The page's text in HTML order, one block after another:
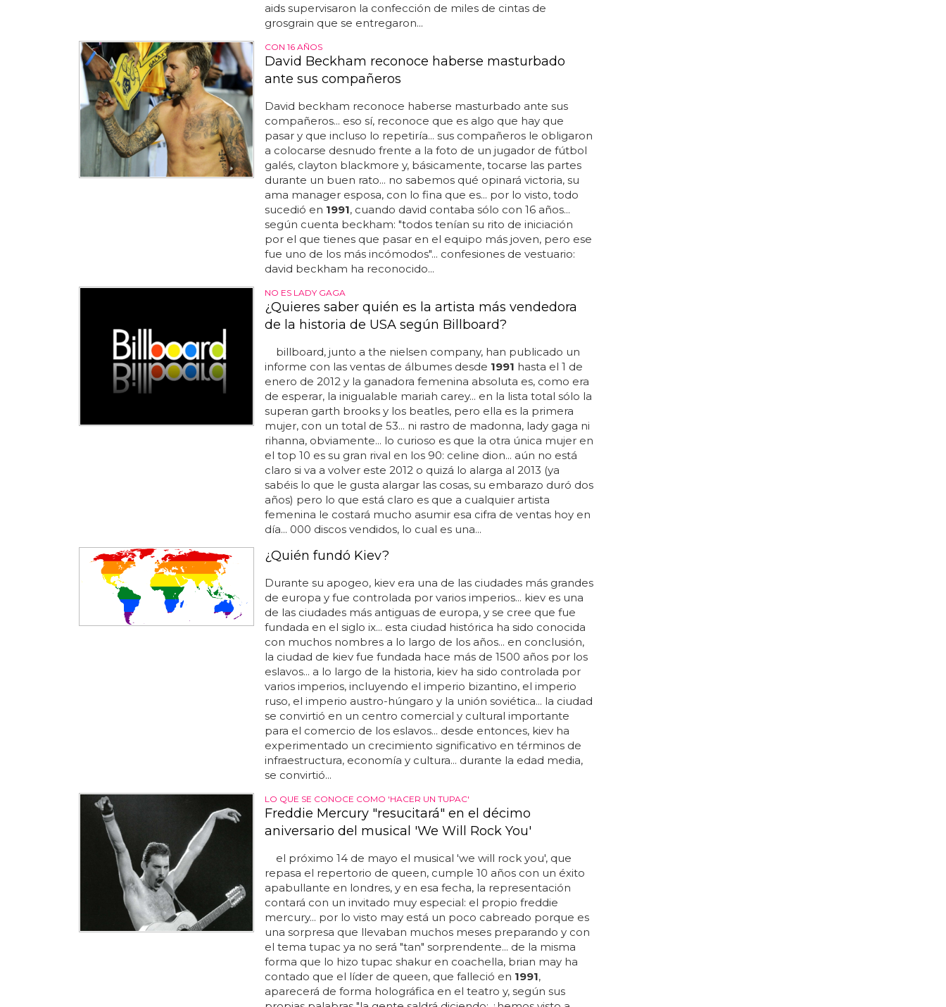
aids supervisaron la confección de miles de cintas de
grosgrain que se entregaron...
CON 16 AÑOS
David Beckham reconoce haberse masturbado
ante sus compañeros
David beckham reconoce haberse masturbado ante sus
compañeros... eso sí, reconoce que es algo que hay que
pasar y que incluso lo repetiría... sus compañeros le obligaron
a colocarse desnudo frente a la foto de un jugador de fútbol
galés, clayton blackmore y, básicamente, tocarse las partes
durante un buen rato... no sabemos qué opinará victoria, su
ama manager esposa, con lo fina que es... por lo visto, todo
sucedió en 1991, cuando david contaba sólo con 16 años...
según cuenta beckham: "todos tenían su rito de iniciación
por el que tienes que pasar en el equipo más joven, pero ese
fue uno de los más incómodos"... confesiones de vestuario:
david beckham ha reconocido...
NO ES LADY GAGA
¿Quieres saber quién es la artista más vendedora
de la historia de USA según Billboard?
billboard, junto a the nielsen company, han publicado un
informe con las ventas de álbumes desde 1991 hasta el 1 de
enero de 2012 y la ganadora femenina absoluta es, como era
de esperar, la inigualable mariah carey... en la lista total sólo la
superan garth brooks y los beatles, pero ella es la primera
mujer, con un total de 53... ni rastro de madonna, lady gaga ni
rihanna, obviamente... lo curioso es que la otra única mujer en
el top 10 es su gran rival en los 90: celine dion... aún no está
claro si va a volver este 2012 o quizá lo alarga al 2013 (ya
sabéis lo que le gusta alargar las cosas, su embarazo duró dos
años) pero lo que está claro es que a cualquier artista
femenina le costará mucho asumir esa cifra de ventas hoy en
día... 000 discos vendidos, lo cual es una...
¿Quién fundó Kiev?
Durante su apogeo, kiev era una de las ciudades más grandes
de europa y fue controlada por varios imperios... kiev es una
de las ciudades más antiguas de europa, y se cree que fue
fundada en el siglo ix... esta ciudad histórica ha sido conocida
con muchos nombres a lo largo de los años... en conclusión,
la ciudad de kiev fue fundada hace más de 1500 años por los
eslavos... a lo largo de la historia, kiev ha sido controlada por
varios imperios, incluyendo el imperio bizantino, el imperio
ruso, el imperio austro-húngaro y la unión soviética... la ciudad
se convirtió en un centro comercial y cultural importante
para el comercio de los eslavos... desde entonces, kiev ha
experimentado un crecimiento significativo en términos de
infraestructura, economía y cultura... durante la edad media,
se convirtió...
LO QUE SE CONOCE COMO 'HACER UN TUPAC'
Freddie Mercury "resucitará" en el décimo
aniversario del musical 'We Will Rock You'
el próximo 14 de mayo el musical 'we will rock you', que
repasa el repertorio de queen, cumple 10 años con un éxito
apabullante en londres, y en esa fecha, la representación
contará con un invitado muy especial: el propio freddie
mercury... por lo visto may está un poco cabreado porque es
una sorpresa que llevaban muchos meses preparando y con
el tema tupac ya no será "tan" sorprendente... de la misma
forma que lo hizo tupac shakur en coachella, brian may ha
contado que el líder de queen, que falleció en 1991,
aparecerá de forma holográfica en el teatro y, según sus